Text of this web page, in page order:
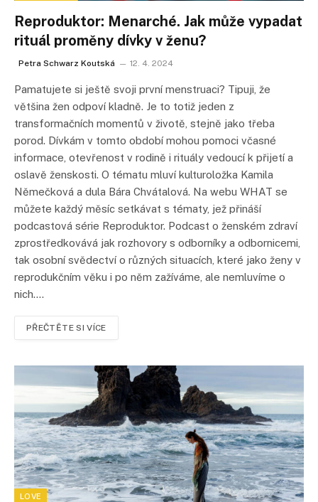
Reproduktor: Menarché. Jak může vypadat
rituál proměny dívky v ženu?
Petra Schwarz Koutská 12. 4. 2024
Pamatujete si ještě svoji první menstruaci? Tipuji, že
většina žen odpoví kladně. Je to totiž jeden z
transformačních momentů v životě, stejně jako třeba
porod. Dívkám v tomto období mohou pomoci včasné
informace, otevřenost v rodině i rituály vedoucí k přijetí a
oslavě ženskosti. O tématu mluví kulturoložka Kamila
Němečková a dula Bára Chvátalová. Na webu WHAT se
můžete každý měsíc setkávat s tématy, jež přináší
podcastová série Reproduktor. Podcast o ženském zdraví
zprostředkovává jak rozhovory s odborníky a odbornicemi,
tak osobní svědectví o různých situacích, které jako ženy v
reprodukčním věku i po něm zažíváme, ale nemluvíme o
nich.…
PŘEČTĚTE SI VÍCE
LOVE